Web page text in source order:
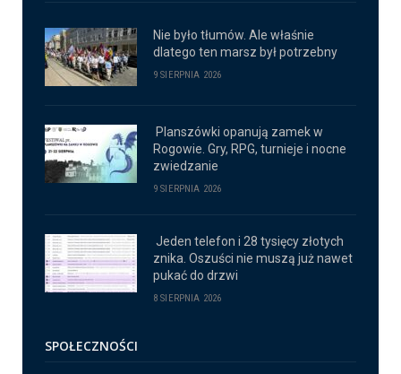
Nie było tłumów. Ale właśnie
dlatego ten marsz był potrzebny
9 SIERPNIA 2026
Planszówki opanują zamek w
Rogowie. Gry, RPG, turnieje i nocne
zwiedzanie
9 SIERPNIA 2026
Jeden telefon i 28 tysięcy złotych
znika. Oszuści nie muszą już nawet
pukać do drzwi
8 SIERPNIA 2026
SPOŁECZNOŚCI